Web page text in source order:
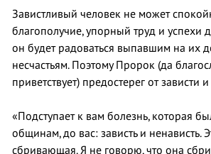
Завистливый человек не может
благополучие, упорный труд и успехи
он будет радоваться выпавшим на их
несчастьям. Поэтому Пророк (да
приветствует) предостерег от зависти
«Подступает к вам болезнь, которая
общинам, до вас: зависть и ненависть.
сбривающая. Я не говорю, что она